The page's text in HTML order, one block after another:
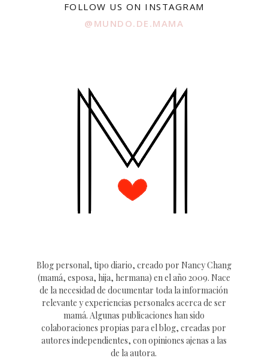
FOLLOW US ON INSTAGRAM
@MUNDO.DE.MAMA
Blog personal, tipo diario, creado por Nancy Chang
(mamá, esposa, hija, hermana) en el año 2009. Nace
de la necesidad de documentar toda la información
relevante y experiencias personales acerca de ser
mamá. Algunas publicaciones han sido
colaboraciones propias para el blog, creadas por
autores independientes, con opiniones ajenas a las
de la autora.